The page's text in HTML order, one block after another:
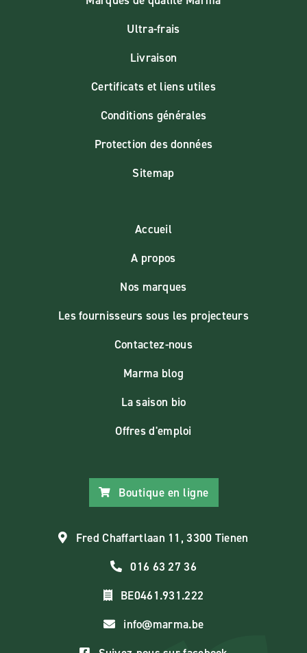
Ultra-frais
Livraison
Certificats et liens utiles
Conditions générales
Protection des données
Sitemap
Accueil
A propos
Nos marques
Les fournisseurs sous les projecteurs
Contactez-nous
Marma blog
La saison bio
Offres d'emploi
Boutique en ligne
Fred Chaffartlaan 11, 3300 Tienen
016 63 27 36
BE0461.931.222
info@marma.be